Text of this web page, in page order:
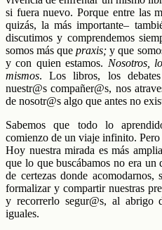
si fuera nuevo. Porque entre las
quizás, la más importante–
discutimos y comprendemos
somos más quepraxis;y que
y con quien estamos. Nosotros,
mismos. Los libros, los
nuestr@s compañer@s, nos
de nosotr@s algo que antes no
Sabemos que todo lo
comienzo de un viaje infinito.Pero
Hoy nuestra mirada es más
que lo que buscábamos no era
de certezasdonde acomodarnos,
formalizar y compartir nuestras
y recorrerlo segur@s, al abrigo
iguales.